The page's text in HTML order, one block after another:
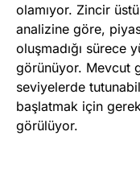
olamıyor. Zincir üstü
analizine göre,
oluşmadığı sürece
görünüyor. Mevcut
seviyelerde
başlatmak için
görülüyor.